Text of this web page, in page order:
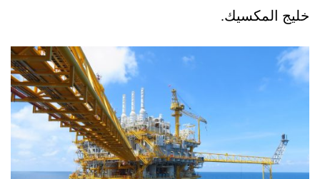
خليج المكسيك.